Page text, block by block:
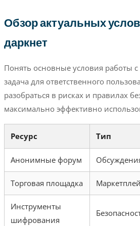
Обзор актуальных
даркнет
Понять основные условия работы
задача для ответственного
разобраться в рисках и правилах
максимально эффективно
Ресурс Тип
Анонимные форум
Торговая площадка
Инструменты
шифрования